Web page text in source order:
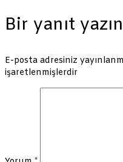
Bir yanıt yazın
E-posta adresiniz
işaretlenmişlerdir